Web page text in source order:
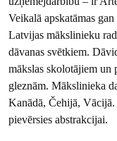
Veikalā apskatāmas
Latvijas mākslinieku
dāvanas svētkiem.
mākslas skolotājiem un
gleznām. Mākslinieka
Kanādā, Čehijā,
pievērsies abstrakcijai.